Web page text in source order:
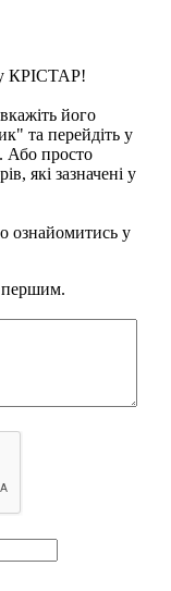
КРІСТАР!
його
та перейдіть у
Або просто
які зазначені у
ознайомитись у
першим.